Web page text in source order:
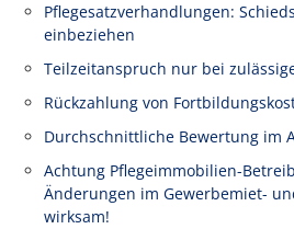
Pflegesatzverhandlungen:
einbeziehen
Teilzeitanspruch nur bei
Rückzahlung von
Durchschnittliche Bewertung im
Achtung Pflegeimmobilien-
Änderungen im Gewerbemiet-
wirksam!